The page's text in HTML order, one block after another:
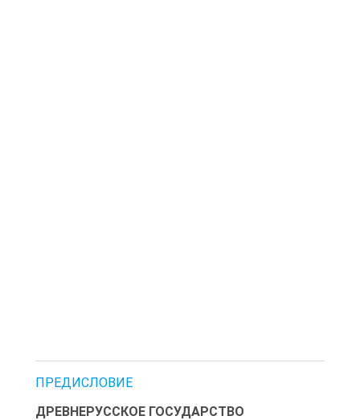
ПРЕДИСЛОВИЕ
ДРЕВНЕРУССКОЕ ГОСУДАРСТВО